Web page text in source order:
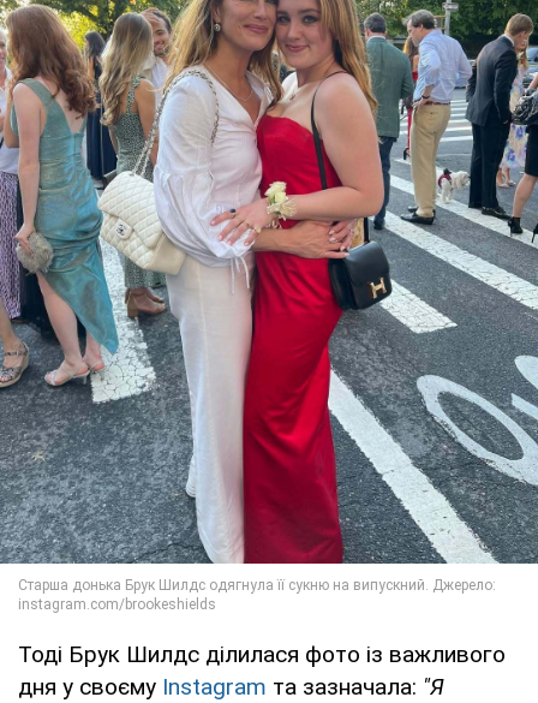
Тоді Брук Шилдс ділилася фото із важливого
дня у своєму Instagram та зазначала: "Я